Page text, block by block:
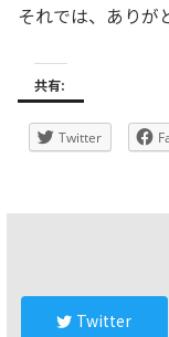
それでは、ありが
共有:
Twitter
Twitter